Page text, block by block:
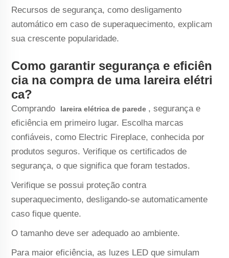
Recursos de segurança, como desligamento
automático em caso de superaquecimento, explicam
sua crescente popularidade.
Como garantir segurança e eficiên
cia na compra de uma lareira elétri
ca?
Comprando lareira elétrica de parede , segurança e
eficiência em primeiro lugar. Escolha marcas
confiáveis, como Electric Fireplace, conhecida por
produtos seguros. Verifique os certificados de
segurança, o que significa que foram testados.
Verifique se possui proteção contra
superaquecimento, desligando-se automaticamente
caso fique quente.
O tamanho deve ser adequado ao ambiente.
Para maior eficiência, as luzes LED que simulam